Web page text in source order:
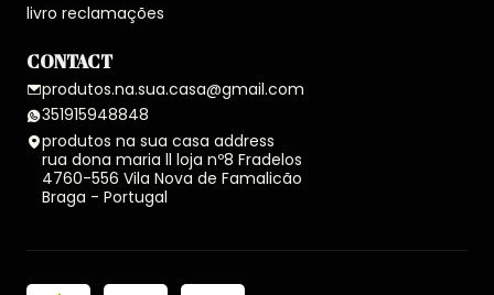
livro reclamações
CONTACT
produtos.na.sua.casa@gmail.com
351915948848
produtos na sua casa address
rua dona maria ll loja nº8 Fradelos
4760-556 Vila Nova de Famalicão
Braga - Portugal